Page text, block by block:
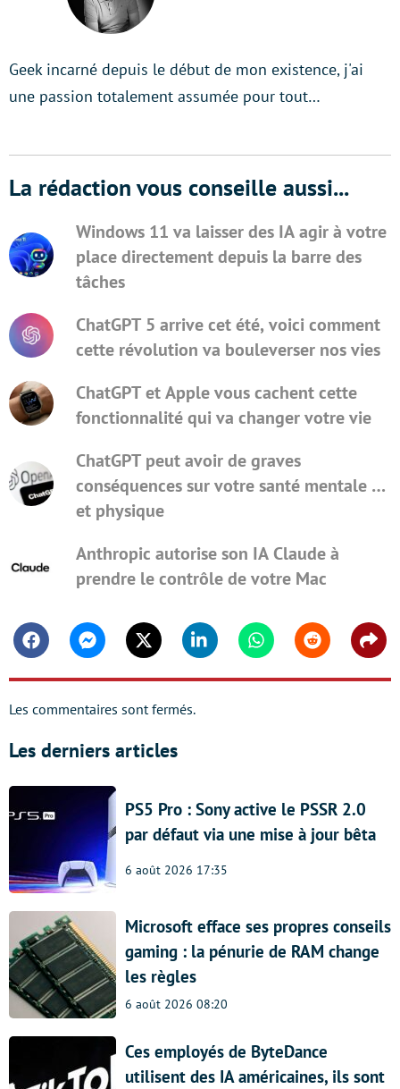
Geek incarné depuis le début de mon existence, j'ai
une passion totalement assumée pour tout…
La rédaction vous conseille aussi...
Windows 11 va laisser des IA agir à votre
place directement depuis la barre des
tâches
ChatGPT 5 arrive cet été, voici comment
cette révolution va bouleverser nos vies
ChatGPT et Apple vous cachent cette
fonctionnalité qui va changer votre vie
ChatGPT peut avoir de graves
conséquences sur votre santé mentale …
et physique
Anthropic autorise son IA Claude à
prendre le contrôle de votre Mac
FacebookMessengerTwitter Linkedin WhatsappReddit
Les commentaires sont fermés.
Les derniers articles
PS5 Pro : Sony active le PSSR 2.0
par défaut via une mise à jour bêta
6 août 2026 17:35
Microsoft efface ses propres conseils
gaming : la pénurie de RAM change
les règles
6 août 2026 08:20
Ces employés de ByteDance
utilisent des IA américaines, ils sont